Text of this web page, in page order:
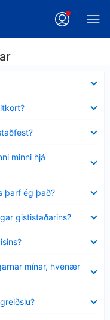
minni hjá
þarf ég það?
gististaðarins?
mínar, hvenær